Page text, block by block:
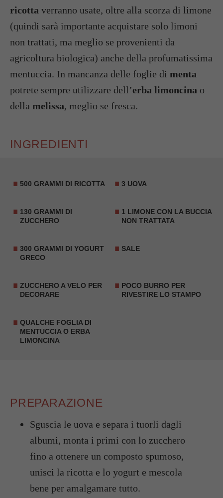
ricotta verranno usate, oltre alla scorza di limone
(quindi sarà importante acquistare solo limoni
non trattati, ma meglio se provenienti da
agricoltura biologica) anche della profumatissima
mentuccia. In mancanza delle foglie di menta
potrete sempre utilizzare dell’erba limoncina o
della melissa, meglio se fresca.
INGREDIENTI
500 GRAMMI DI RICOTTA 3 UOVA
130 GRAMMI DI
ZUCCHERO
1 LIMONE CON LA BUCCIA
NON TRATTATA
300 GRAMMI DI YOGURT
GRECO
SALE
ZUCCHERO A VELO PER
DECORARE
POCO BURRO PER
RIVESTIRE LO STAMPO
QUALCHE FOGLIA DI
MENTUCCIA O ERBA
LIMONCINA
PREPARAZIONE
Sguscia le uova e separa i tuorli dagli
albumi, monta i primi con lo zucchero
fino a ottenere un composto spumoso,
unisci la ricotta e lo yogurt e mescola
bene per amalgamare tutto.